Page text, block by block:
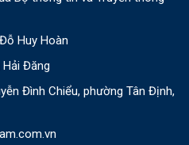
Huy Hoàn
Đăng
Đình Chiểu, phường Tân Định,